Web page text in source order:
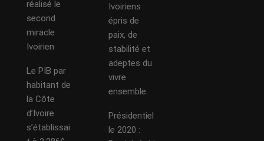
réalisé le
second
miracle
Ivoirien
Le PIB par
habitant de
la Côte
d’Ivoire
s’établissai
Ivoiriens
épris de
paix, de
stabilité et
adeptes du
vivre
ensemble.
Présidentiel
le 2020 :